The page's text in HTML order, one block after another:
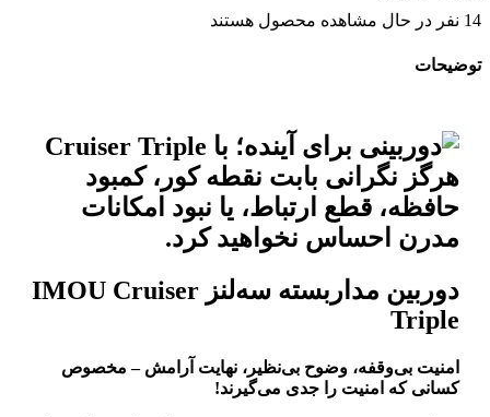
14 نفر در حال مشاهده محصول هستند
توضیحات
دوربین مداربسته سه‌لنز IMOU Cruiser
Triple
امنیت بی‌وقفه، وضوح بی‌نظیر، نهایت آرامش – مخصوص
کسانی که امنیت را جدی می‌گیرند!